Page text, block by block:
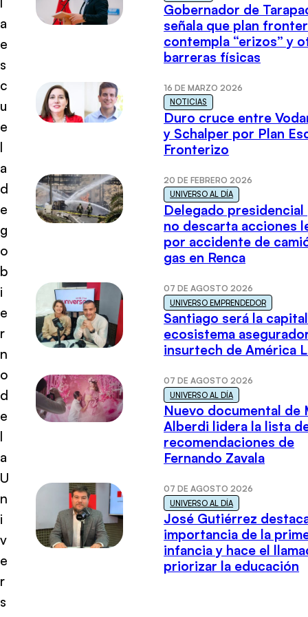
a
e
s
c
u
e
l
a
d
e
g
o
b
i
e
r
n
o
d
e
l
a
U
n
i
v
e
r
s
Gobernador de
señala que plan
contempla “erizos” y
barreras físicas
16 DE MARZO 2026
NOTICIAS
Duro cruce entre
y Schalper por Plan
Fronterizo
20 DE FEBRERO 2026
UNIVERSO AL DÍA
Delegado presidencial
no descarta acciones
por accidente de
gas en Renca
07 DE AGOSTO 2026
UNIVERSO EMPRENDEDOR
Santiago será la
ecosistema
insurtech de América
07 DE AGOSTO 2026
UNIVERSO AL DÍA
Nuevo documental de
Alberdi lidera la lista
recomendaciones de
Fernando Zavala
07 DE AGOSTO 2026
UNIVERSO AL DÍA
José Gutiérrez
importancia de la
infancia y hace el
priorizar la educación